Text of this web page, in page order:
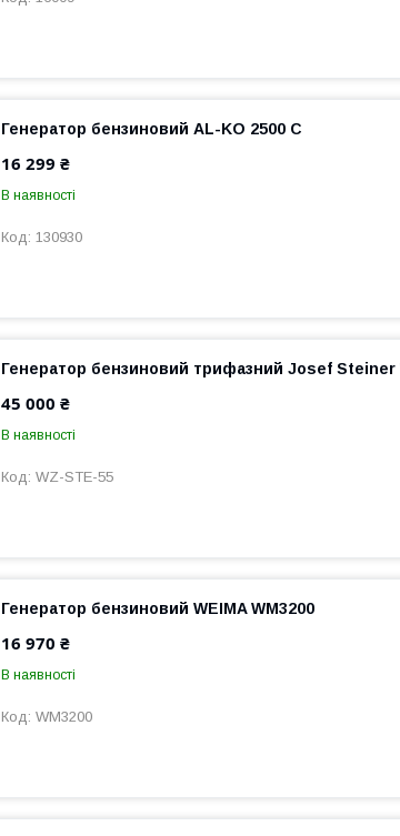
Генератор бензиновий AL-KO 2500 C
16 299 ₴
В наявності
130930
Генератор бензиновий трифазний Josef Steiner
45 000 ₴
В наявності
WZ-STE-55
Генератор бензиновий WEIMA WM3200
16 970 ₴
В наявності
WM3200